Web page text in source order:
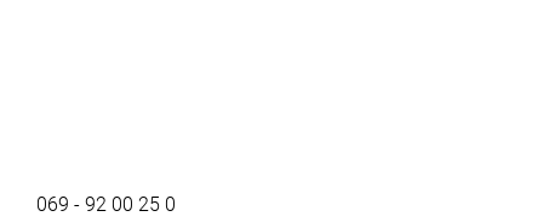
069 - 92 00 25 0